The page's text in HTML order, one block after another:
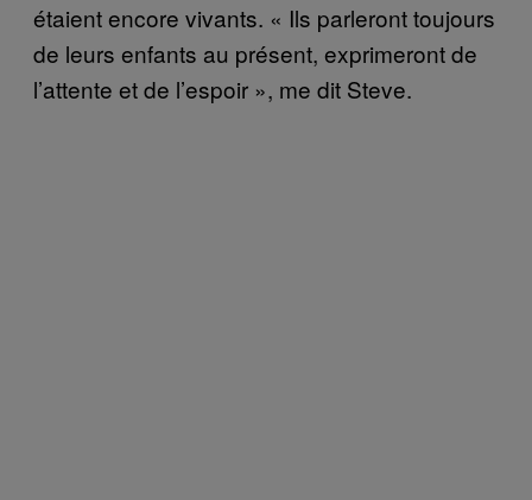
étaient encore vivants. « Ils parleront toujours
de leurs enfants au présent, exprimeront de
l’attente et de l’espoir », me dit Steve.